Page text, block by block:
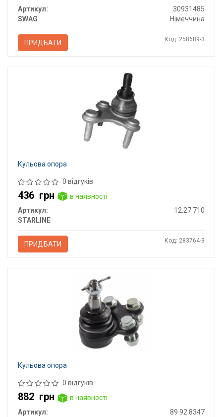
Артикул:
30931485
SWAG
Німеччина
ПРИДБАТИ Код: 258689-3
Кульова опора
0 відгуків
436 грн
в наявності
Артикул:
12.27.710
STARLINE
ПРИДБАТИ Код: 283764-3
Кульова опора
0 відгуків
882 грн
в наявності
Артикул:
89 92 8347